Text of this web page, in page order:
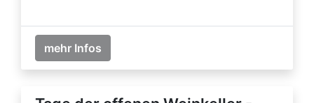
mehr Infos